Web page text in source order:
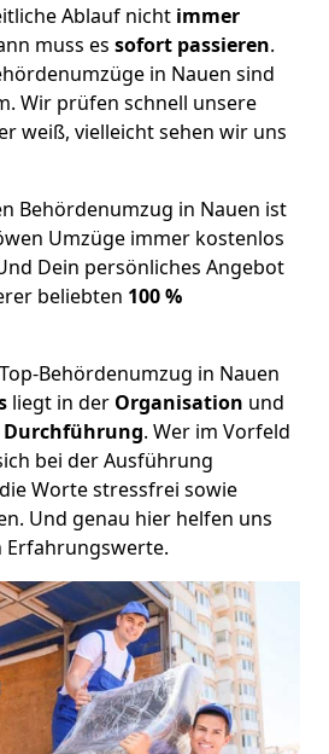
Ablauf nicht immer
muss es sofort passieren.
in Nauen sind
Wir prüfen schnell unsere
weiß, vielleicht sehen wir uns
Behördenumzug in Nauen ist
Umzüge immer kostenlos
Dein persönliches Angebot
beliebten 100 %
Behördenumzug in Nauen
liegt in der Organisation und
Durchführung. Wer im Vorfeld
bei der Ausführung
Worte stressfrei sowie
Und genau hier helfen uns
Erfahrungswerte.